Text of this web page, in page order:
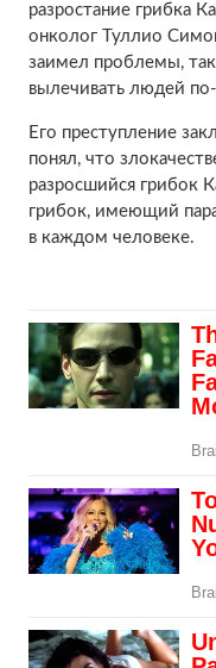
разростание грибка
онколог Туллио
заимел проблемы,
вылечивать людей
Его преступление
понял, что
разросшийся грибок
грибок, имеющий
в каждом человеке.